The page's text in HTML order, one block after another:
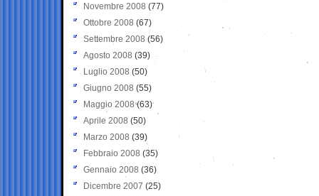
Novembre 2008 (77)
Ottobre 2008 (67)
Settembre 2008 (56)
Agosto 2008 (39)
Luglio 2008 (50)
Giugno 2008 (55)
Maggio 2008(63)
Aprile 2008 (50)
Marzo 2008 (39)
Febbraio 2008 (35)
Gennaio 2008 (36)
Dicembre 2007 (25)